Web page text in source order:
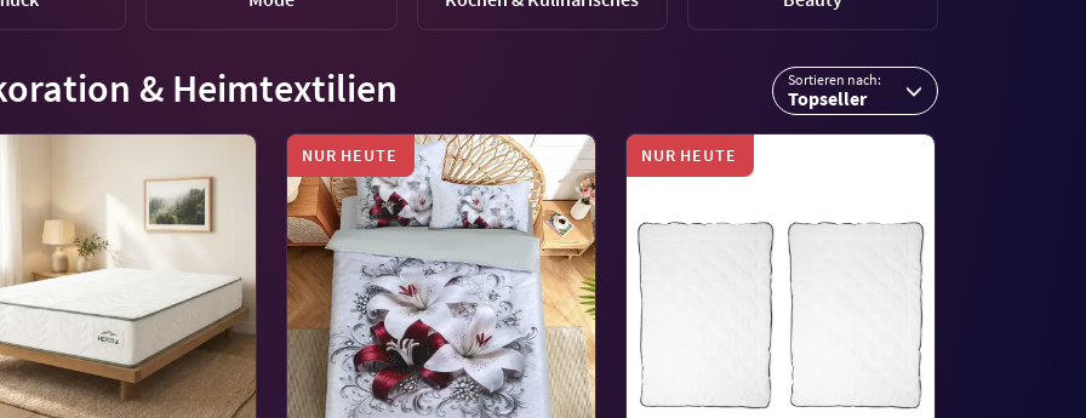
& Heimtextilien Sortieren nach:
Topseller
NUR HEUTE NUR HEUTE